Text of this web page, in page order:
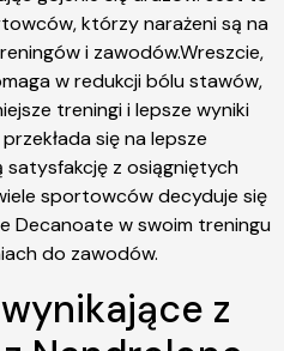
którzy narażeni są na
i zawodów.Wreszcie,
w redukcji bólu stawów,
treningi i lepsze wyniki
się na lepsze
satysfakcję z osiągniętych
sportowców decyduje się
Decanoate w swoim treningu
do zawodów.
z